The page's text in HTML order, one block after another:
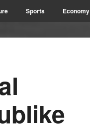
Sports Economy